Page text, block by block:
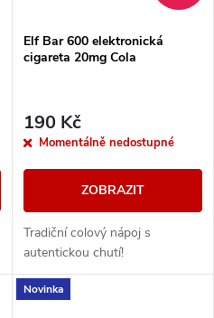
Elf Bar 600 elektronická
cigareta 20mg Cola
190 Kč
Momentálně nedostupné
ZOBRAZIT
Tradiční colový nápoj s
autentickou chutí!
Novinka